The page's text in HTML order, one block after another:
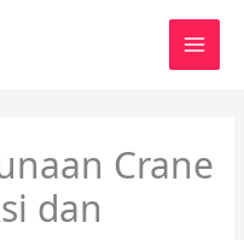
Crane
dan